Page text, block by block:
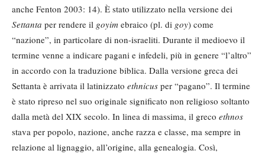
anche Fenton 2003: 14). È stato utilizzato nella versione dei
Settanta per rendere il goyim ebraico (pl. di goy) come
“nazione”, in particolare di non-israeliti. Durante il medioevo il
termine venne a indicare pagani e infedeli, più in genere “l’altro”
in accordo con la traduzione biblica. Dalla versione greca dei
Settanta è arrivata il latinizzato ethnicus per “pagano”. Il termine
è stato ripreso nel suo originale significato non religioso soltanto
dalla metà del XIX secolo. In linea di massima, il greco ethnos
stava per popolo, nazione, anche razza e classe, ma sempre in
relazione al lignaggio, all’origine, alla genealogia. Così,